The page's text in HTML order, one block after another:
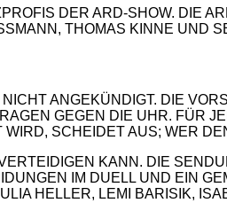
DER ARD-SHOW. DIE
THOMAS KINNE UND
ANGEKÜNDIGT. DIE
GEGEN DIE UHR. FÜR
SCHEIDET AUS; WER
KANN. DIE
IM DUELL UND EIN
HELLER, LEMI BARISIK,